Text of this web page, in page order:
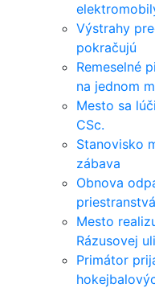
Výstrahy
pokračujú
Remeselné
na jednom
Mesto sa
CSc.
Stanovisko
zábava
Obnova
Mesto
Rázusovej
Primátor